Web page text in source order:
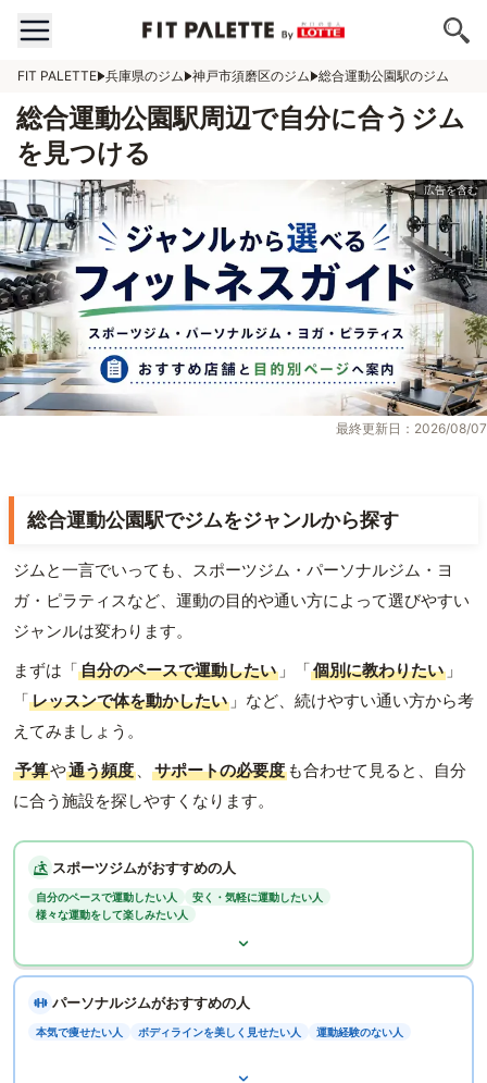
FIT PALETTE 兵庫県のジム 神戸市須磨区のジム 総合運動公園駅のジム
総合運動公園駅周辺で自分に合うジム
を見つける
最終更新日：2026/08/07
総合運動公園駅でジムをジャンルから探す
ジムと一言でいっても、スポーツジム・パーソナルジム・ヨ
ガ・ピラティスなど、運動の目的や通い方によって選びやすい
ジャンルは変わります。
まずは「自分のペースで運動したい 」「個別に教わりたい 」
「レッスンで体を動かしたい 」など、続けやすい通い方から考
えてみましょう。
予算や通う頻度 、 サポートの必要度 も合わせて見ると、自分
に合う施設を探しやすくなります。
スポーツジムがおすすめの人
自分のペースで運動したい人
安く・気軽に運動したい人
様々な運動をして楽しみたい人
パーソナルジムがおすすめの人
本気で痩せたい人 ボディラインを美しく見せたい人 運動経験のない人